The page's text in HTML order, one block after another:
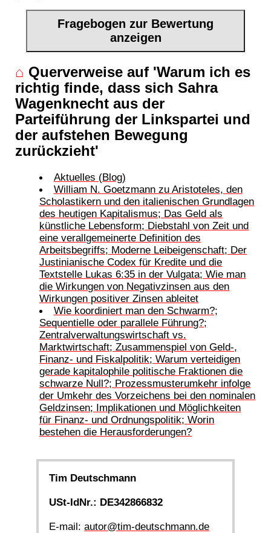
Fragebogen zur Bewertung
anzeigen
⌂ Querverweise auf 'Warum ich es
richtig finde, dass sich Sahra
Wagenknecht aus der
Parteiführung der Linkspartei und
der aufstehen Bewegung
zurückzieht'
Aktuelles (Blog)
William N. Goetzmann zu Aristoteles, den
Scholastikern und den italienischen Grundlagen
des heutigen Kapitalismus; Das Geld als
künstliche Lebensform; Diebstahl von Zeit und
eine verallgemeinerte Definition des
Arbeitsbegriffs; Moderne Leibeigenschaft; Der
Justinianische Codex für Kredite und die
Textstelle Lukas 6:35 in der Vulgata; Wie man
die Wirkungen von Negativzinsen aus den
Wirkungen positiver Zinsen ableitet
Wie koordiniert man den Schwarm?;
Sequentielle oder parallele Führung?;
Zentralverwaltungswirtschaft vs.
Marktwirtschaft; Zusammenspiel von Geld-,
Finanz- und Fiskalpolitik; Warum verteidigen
gerade kapitalophile politische Fraktionen die
schwarze Null?; Prozessmusterumkehr infolge
der Umkehr des Vorzeichens bei den nominalen
Geldzinsen; Implikationen und Möglichkeiten
für Finanz- und Ordnungspolitik; Worin
bestehen die Herausforderungen?
Tim Deutschmann
USt-IdNr.: DE342866832
E-mail:autor@tim-deutschmann.de